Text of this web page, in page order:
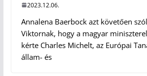
2023.12.06.
Annalena Baerbock azt követően
Viktornak, hogy a magyar
kérte Charles Michelt, az Európai
állam- és